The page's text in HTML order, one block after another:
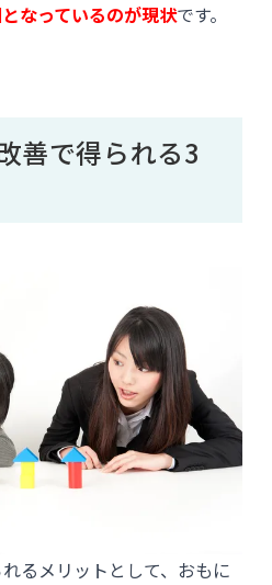
なっているのが現状です。
善で得られる3
るメリットとして、おもに